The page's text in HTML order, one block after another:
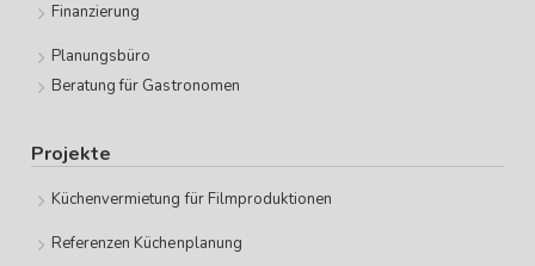
Finanzierung
Planungsbüro
Beratung für Gastronomen
Projekte
Küchenvermietung für Filmproduktionen
Referenzen Küchenplanung